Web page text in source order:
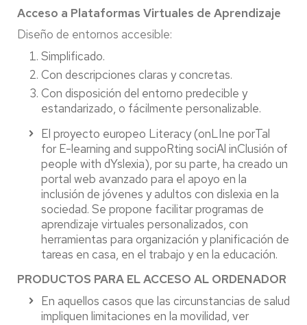
Acceso a Plataformas Virtuales de Aprendizaje
Diseño de entornos accesible:
Simplificado.
Con descripciones claras y concretas.
Con disposición del entorno predecible y
estandarizado, o fácilmente personalizable.
El proyecto europeo Literacy (onLIne porTal
for E-learning and suppoRting sociAl inClusión of
people with dYslexia), por su parte, ha creado un
portal web avanzado para el apoyo en la
inclusión de jóvenes y adultos con dislexia en la
sociedad. Se propone facilitar programas de
aprendizaje virtuales personalizados, con
herramientas para organización y planificación de
tareas en casa, en el trabajo y en la educación.
PRODUCTOS PARA EL ACCESO AL ORDENADOR
En aquellos casos que las circunstancias de salud
impliquen limitaciones en la movilidad, ver